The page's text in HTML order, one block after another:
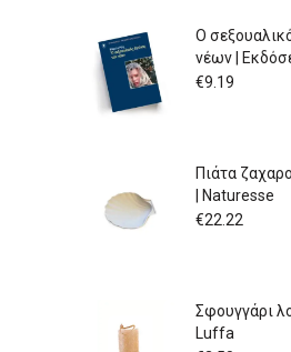
Ο
νέων |
€9.19
Πιάτα
| Naturesse
€22.22
Σφουγγάρι
Luffa